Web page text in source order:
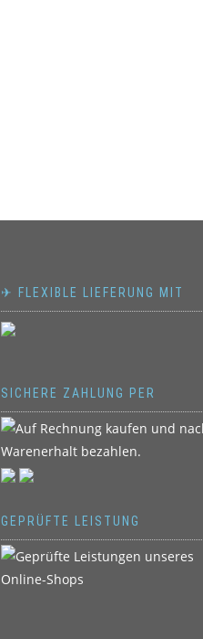
✈ FLEXIBLE LIEFERUNG MIT
SICHERE ZAHLUNG PER
GEPRÜFTE LEISTUNG